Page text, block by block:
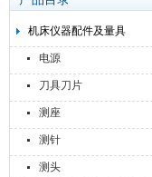
机床仪器配件及量具
电源
刀具刀片
测座
测针
测头